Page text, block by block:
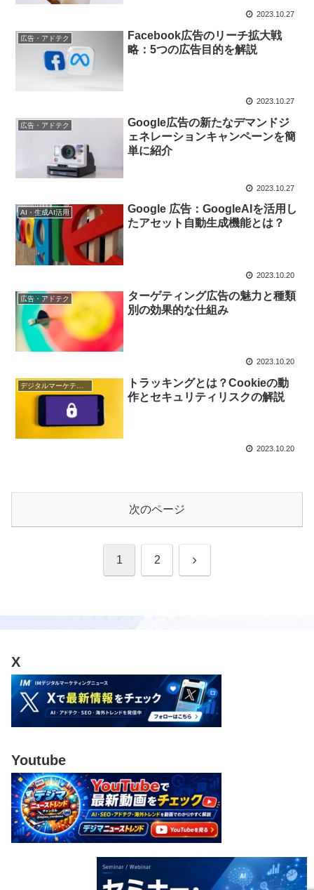
2023.10.27
広告・アドテク
Facebook広告のリーチ拡大戦
略：5つの広告目的を解説
2023.10.27
広告・アドテク
Google広告の新たなデマンドジ
ェネレーションキャンペーンを簡
単に紹介
2023.10.27
AI・生成AI活用
Google 広告：GoogleAIを活用し
たアセット自動生成機能とは？
2023.10.20
広告・アドテク
ターゲティング広告の魅力と種類
別の効果的な仕組み
2023.10.20
トラッキングとは？Cookieの動
作とセキュリティリスクの解説
2023.10.20
次のページ
1 2 次
X
Youtube